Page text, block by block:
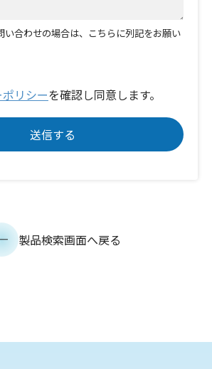
い合わせの場合は、こちらに列記をお願い
リシーを確認し同意します。
製品検索画面へ戻る